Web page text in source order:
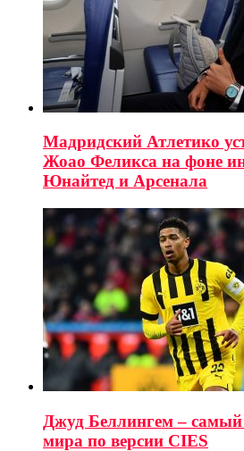
Мадридский Атлетико
Жоао Феликса на фоне
Юнайтед и Арсенала
Джуд Беллингем –
мира по версии CIES